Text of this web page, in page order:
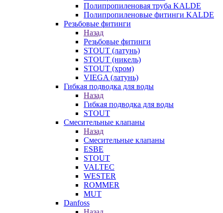
Полипропиленовая труба KALDE
Полипропиленовые фитинги KALDE
Резьбовые фитинги
Назад
Резьбовые фитинги
STOUT (латунь)
STOUT (никель)
STOUT (хром)
VIEGA (латунь)
Гибкая подводка для воды
Назад
Гибкая подводка для воды
STOUT
Смесительные клапаны
Назад
Смесительные клапаны
ESBE
STOUT
VALTEC
WESTER
ROMMER
MUT
Danfoss